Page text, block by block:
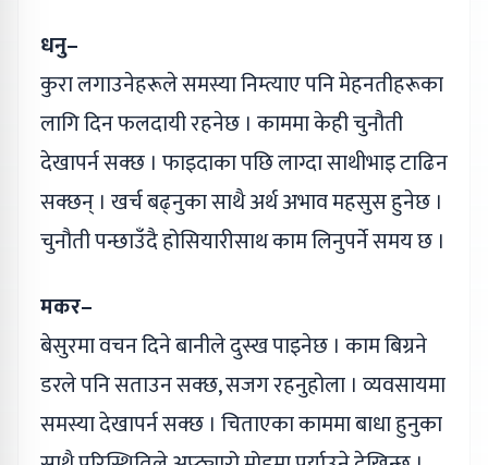
धनु–
कुरा लगाउनेहरूले समस्या निम्त्याए पनि मेहनतीहरूका
लागि दिन फलदायी रहनेछ । काममा केही चुनौती
देखापर्न सक्छ । फाइदाका पछि लाग्दा साथीभाइ टाढिन
सक्छन् । खर्च बढ्नुका साथै अर्थ अभाव महसुस हुनेछ ।
चुनौती पन्छाउँदै होसियारीसाथ काम लिनुपर्ने समय छ ।
मकर–
बेसुरमा वचन दिने बानीले दुस्ख पाइनेछ । काम बिग्रने
डरले पनि सताउन सक्छ, सजग रहनुहोला । व्यवसायमा
समस्या देखापर्न सक्छ । चिताएका काममा बाधा हुनुका